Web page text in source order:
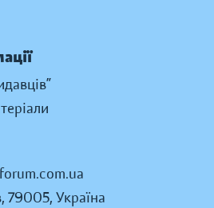
79005, Україна